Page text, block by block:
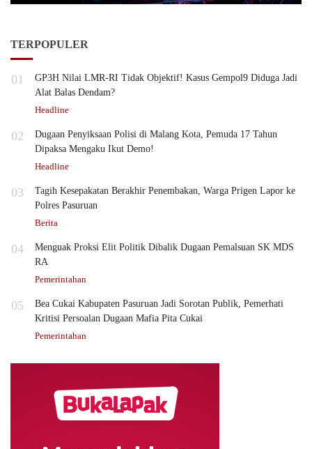
TERPOPULER
01
GP3H Nilai LMR-RI Tidak Objektif! Kasus Gempol9 Diduga Jadi
Alat Balas Dendam?
Headline
02
Dugaan Penyiksaan Polisi di Malang Kota, Pemuda 17 Tahun
Dipaksa Mengaku Ikut Demo!
Headline
03
Tagih Kesepakatan Berakhir Penembakan, Warga Prigen Lapor ke
Polres Pasuruan
Berita
04
Menguak Proksi Elit Politik Dibalik Dugaan Pemalsuan SK MDS
RA
Pemerintahan
05
Bea Cukai Kabupaten Pasuruan Jadi Sorotan Publik, Pemerhati
Kritisi Persoalan Dugaan Mafia Pita Cukai
Pemerintahan